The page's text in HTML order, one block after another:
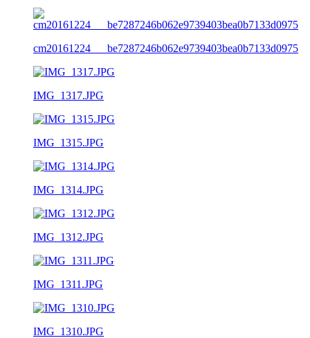
cm20161224___be7287246b062e9739403bea0b7133d0975
IMG_1317.JPG
IMG_1315.JPG
IMG_1314.JPG
IMG_1312.JPG
IMG_1311.JPG
IMG_1310.JPG